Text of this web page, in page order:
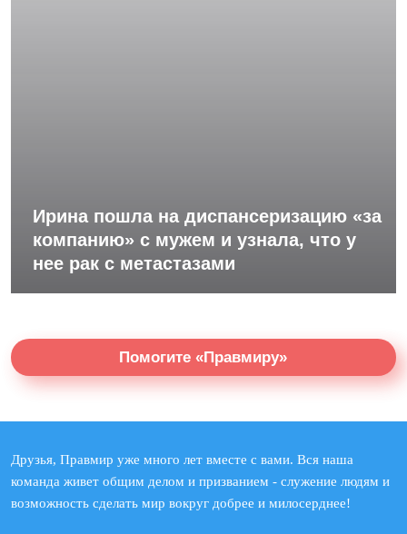
Ирина пошла на диспансеризацию «за
компанию» с мужем и узнала, что у
нее рак с метастазами
Помогите «Правмиру»
Друзья, Правмир уже много лет вместе с вами. Вся наша
команда живет общим делом и призванием - служение людям и
возможность сделать мир вокруг добрее и милосерднее!